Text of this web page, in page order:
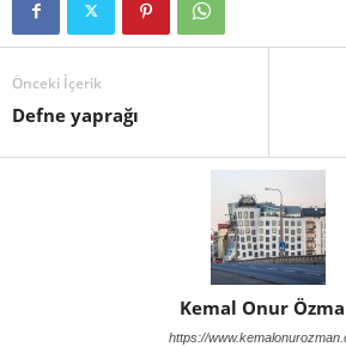
Önceki İçerik
Defne yaprağı
Kemal Onur
https://